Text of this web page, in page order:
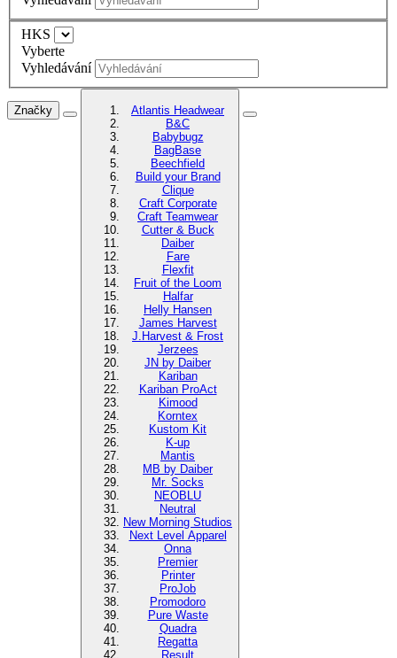
HKS
Vyberte
Vyhledávání
Značky
Atlantis Headwear
B&C
Babybugz
BagBase
Beechfield
Build your Brand
Clique
Craft Corporate
Craft Teamwear
Cutter & Buck
Daiber
Fare
Flexfit
Fruit of the Loom
Halfar
Helly Hansen
James Harvest
J.Harvest & Frost
Jerzees
JN by Daiber
Kariban
Kariban ProAct
Kimood
Korntex
Kustom Kit
K-up
Mantis
MB by Daiber
Mr. Socks
NEOBLU
Neutral
New Morning Studios
Next Level Apparel
Onna
Premier
Printer
ProJob
Promodoro
Pure Waste
Quadra
Regatta
Result